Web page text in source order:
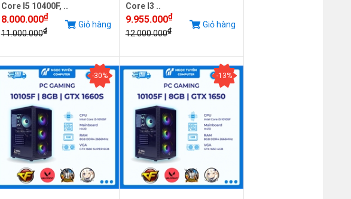
Core I5 10400F, ..
8.000.000₫
11.000.000₫
Giỏ hàng
Core I3 ..
9.955.000₫
12.000.000₫
Giỏ hàng
-30% -13%